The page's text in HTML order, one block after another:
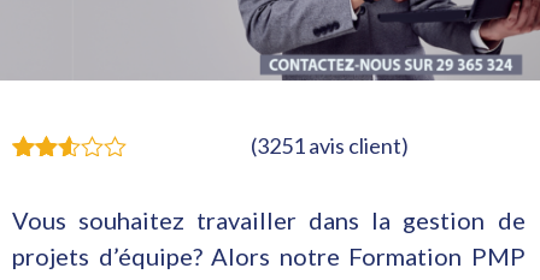
sur
basé
(3251avis client)
Vous souhaitez travailler dans la gestion de
projets d’équipe? Alors notre Formation PMP